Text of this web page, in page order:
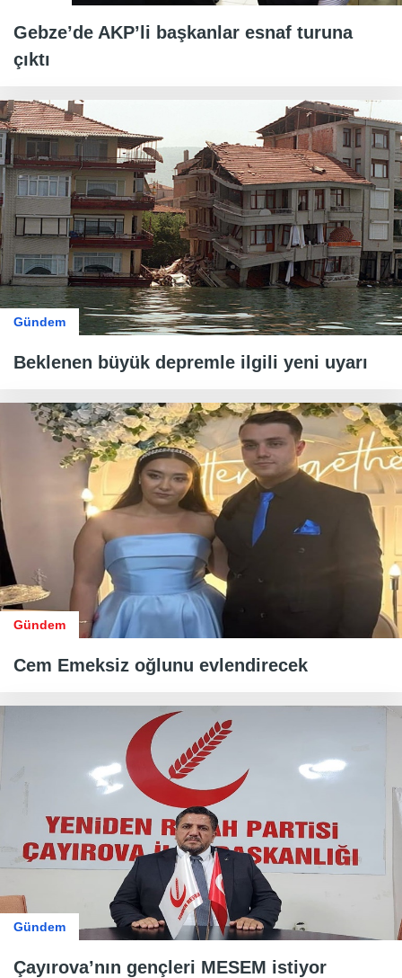
Gebze’de AKP’li başkanlar esnaf turuna
çıktı
Gündem
Beklenen büyük depremle ilgili yeni uyarı
Gündem
Cem Emeksiz oğlunu evlendirecek
Gündem
Çayırova’nın gençleri MESEM istiyor